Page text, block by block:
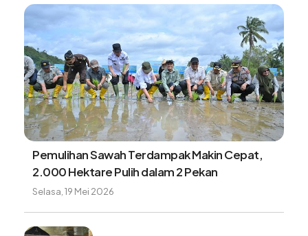
Dari tali baja ke jembatan perintis, akses aman
warga Desa Sikundo segera terwujud
Minggu, 9 Agustus 2026